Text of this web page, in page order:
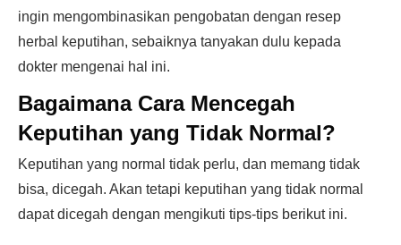
ingin mengombinasikan pengobatan dengan resep
herbal keputihan, sebaiknya tanyakan dulu kepada
dokter mengenai hal ini.
Bagaimana Cara Mencegah
Keputihan yang Tidak Normal?
Keputihan yang normal tidak perlu, dan memang tidak
bisa, dicegah. Akan tetapi keputihan yang tidak normal
dapat dicegah dengan mengikuti tips-tips berikut ini.